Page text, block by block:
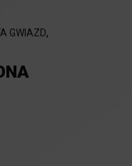
GWIAZD,